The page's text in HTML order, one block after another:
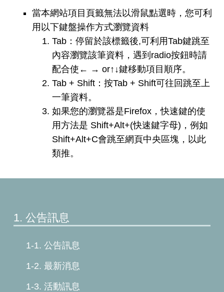
當本網站項目頁籤無法以滑鼠點選時，您可利
用以下鍵盤操作方式瀏覽資料
Tab：停留於該標籤後,可利用Tab鍵跳至
內容瀏覽該筆資料，遇到radio按鈕時請
配合使← → or↑↓鍵移動項目順序。
Tab + Shift：按Tab + Shift可往回跳至上
一筆資料。
如果您的瀏覽器是Firefox，快速鍵的使
用方法是 Shift+Alt+(快速鍵字母)，例如
Shift+Alt+C會跳至網頁中央區塊，以此
類推。
1. 公告訊息
1-1. 公告訊息
1-2. 最新消息
1-3. 活動訊息